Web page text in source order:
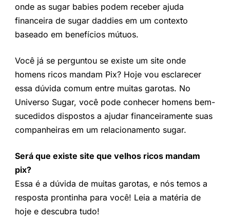
onde as sugar babies podem receber ajuda
financeira de sugar daddies em um contexto
baseado em benefícios mútuos.
Você já se perguntou se existe um site onde
homens ricos mandam Pix? Hoje vou esclarecer
essa dúvida comum entre muitas garotas. No
Universo Sugar, você pode conhecer homens bem-
sucedidos dispostos a ajudar financeiramente suas
companheiras em um relacionamento sugar.
Será que existe site que velhos ricos mandam
pix?
Essa é a dúvida de muitas garotas, e nós temos a
resposta prontinha para você! Leia a matéria de
hoje e descubra tudo!